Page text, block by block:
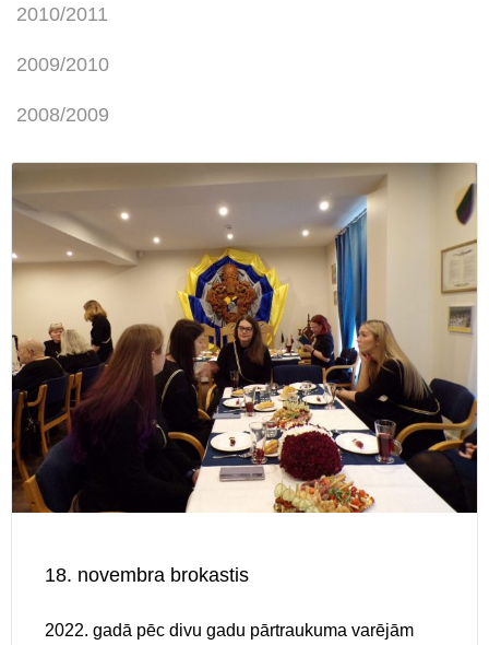
2010/2011
2009/2010
2008/2009
18. novembra brokastis
2022. gadā pēc divu gadu pārtraukuma varējām